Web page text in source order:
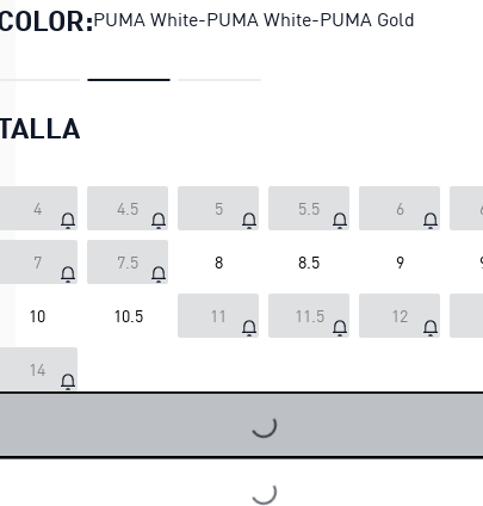
PUMA White-PUMA White-PUMA Gold
4 4.5 5 5.5 6
7 7.5 8 8.5 9
10 10.5 11 11.5 12
14 LOADING...
LOADING...